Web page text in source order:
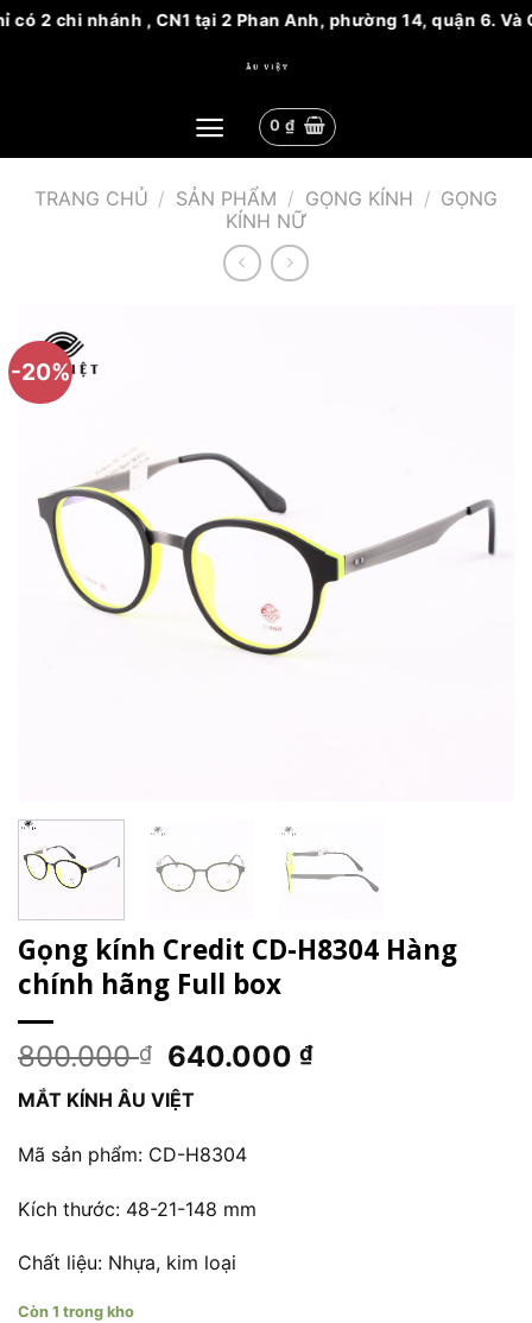
chi nhánh , CN1 tại 2 Phan Anh, phường 14, quận 6. Và
0 ₫
TRANG CHỦ / SẢN PHẨM / GỌNG KÍNH / GỌNG
KÍNH NỮ
-20%
Gọng kính Credit CD-H8304 Hàng
chính hãng Full box
800.000₫
Giá
gốc
là:
800.000 ₫.
640.000₫Giá
MẮT KÍNH ÂU VIỆT
Mã sản phẩm: CD-H8304
Kích thước: 48-21-148 mm
Chất liệu: Nhựa, kim loại
Còn 1 trong kho